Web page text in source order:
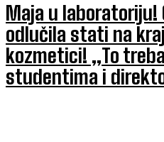
Maja u laboratoriju!
odlučila stati na
kozmetici! „To
studentima i